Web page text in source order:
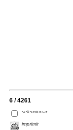
6 / 4261
seleccionar
imprimir